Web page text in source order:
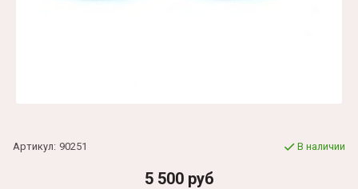
Артикул: 90251 В наличии
5 500 руб